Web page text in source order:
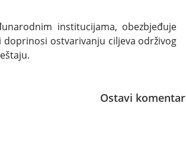
institucijama, obezbjeđuje
ostvarivanju ciljeva održivog
Ostavi komentar